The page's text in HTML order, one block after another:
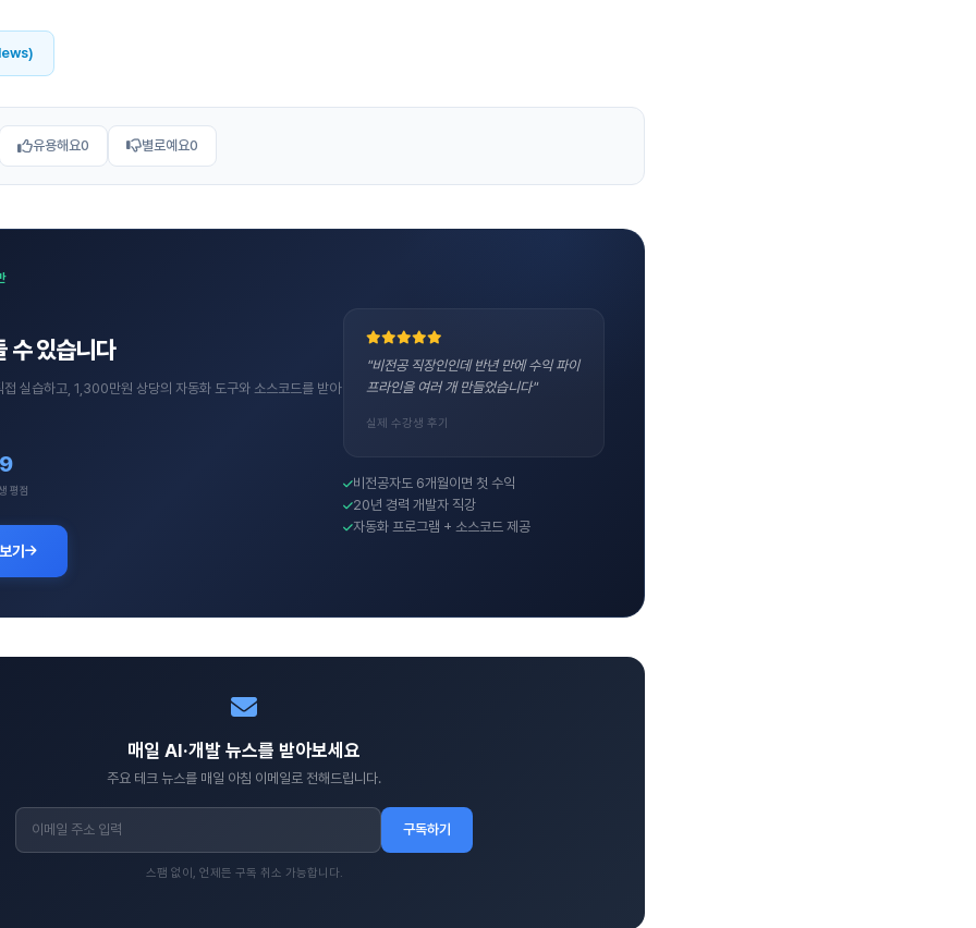
유용해요0 별로예요0
수 있습니다
실습하고, 1,300만원 상당의 자동화 도구와 소스코드를 받아
평점
기
"비전공 직장인인데 반년 만에 수익 파이
프라인을 여러 개 만들었습니다"
실제 수강생 후기
비전공자도 6개월이면 첫 수익
20년 경력 개발자 직강
자동화 프로그램 + 소스코드 제공
매일 AI·개발 뉴스를 받아보세요
주요 테크 뉴스를 매일 아침 이메일로 전해드립니다.
구독하기
스팸 없이, 언제든 구독 취소 가능합니다.